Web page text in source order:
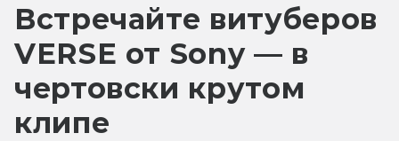
Встречайте витуберов
VERSE от Sony — в
чертовски крутом
клипе